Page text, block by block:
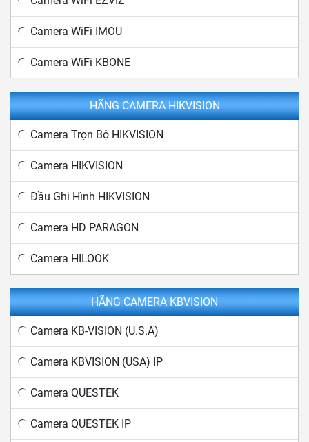
Camera WiFi IMOU
Camera WiFi KBONE
HÃNG CAMERA HIKVISION
Camera Trọn Bộ HIKVISION
Camera HIKVISION
Đầu Ghi Hình HIKVISION
Camera HD PARAGON
Camera HILOOK
HÃNG CAMERA KBVISION
Camera KB-VISION (U.S.A)
Camera KBVISION (USA) IP
Camera QUESTEK
Camera QUESTEK IP